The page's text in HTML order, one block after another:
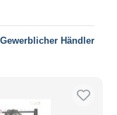
Gewerblicher Händler